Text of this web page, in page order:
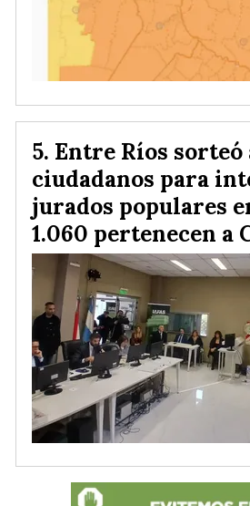
Entre Ríos sorteó
ciudadanos para
jurados populares
1.060 pertenecen a